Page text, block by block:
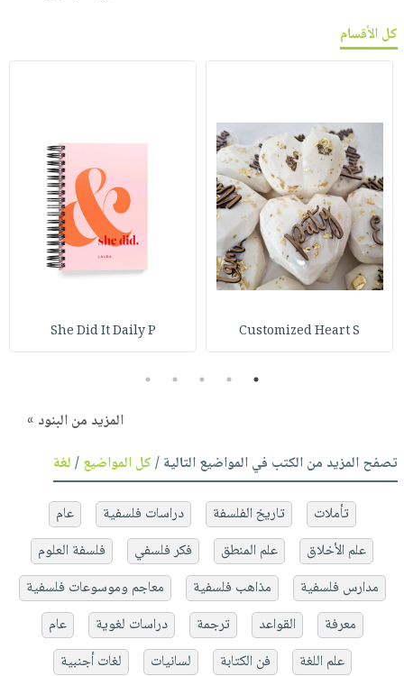
كل الأقسام
Customized Heart S
She Did It Daily P
1
2
3
4
5
المزيد من البنود »
تصفح المزيد من الكتب في المواضيع التالية /كل المواضيع/لغة
تأملات تاريخ الفلسفة دراسات فلسفية
عام
علم الأخلاق
علم المنطق فكر فلسفي
فلسفة العلوم
مدارس فلسفية
مذاهب فلسفية
معاجم وموسوعات فلسفية
معرفة
القواعد ترجمة دراسات لغوية
عام
علم اللغة
فن الكتابة لسانيات لغات أجنبية